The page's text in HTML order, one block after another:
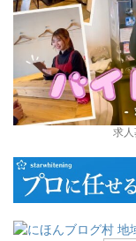
求